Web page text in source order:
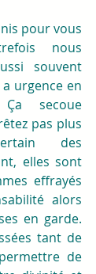
pour vous
nous
souvent
a urgence en
secoue
pas plus
des
elles sont
effrayés
alors
en garde.
tant de
de